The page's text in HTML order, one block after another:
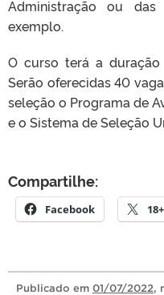
Administração ou das
exemplo.
O curso terá a
Serão oferecidas 40
seleção o Programa de
e o Sistema de Seleção
Compartilhe:
Facebook 18+
Publicado em 01/07/2022,